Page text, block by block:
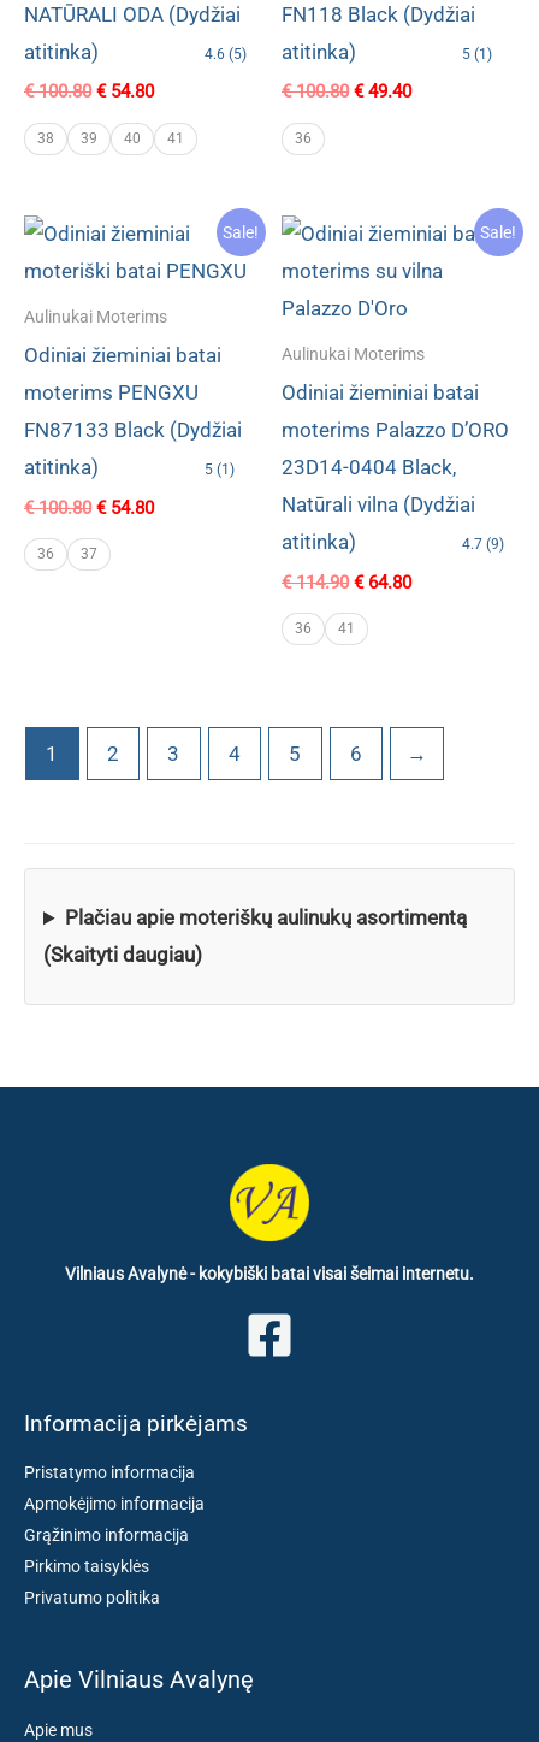
NATŪRALI ODA (Dydžiai
atitinka)
4.6 (5)
€100.80 Original
was:
€ 100.80.
€54.80Current
is:
€ 54.80.
38 39 40 41
FN118 Black (Dydžiai
atitinka)
5 (1)
€100.80 Original
€49.40Current
36
Sale!
Aulinukai Moterims
Odiniai žieminiai batai
moterims PENGXU
FN87133 Black (Dydžiai
atitinka)
5 (1)
€100.80 Original
was:
€ 100.80.
€54.80Current
36 37
Sale!
Aulinukai Moterims
Odiniai žieminiai batai
moterims Palazzo D’ORO
23D14-0404 Black,
Natūrali vilna (Dydžiai
atitinka)
4.7 (9)
€114.90 Original
was:
€ 114.90.
€64.80Current
36 41
1 2 3 4 5 6 →
Plačiau apie moteriškų aulinukų asortimentą
(Skaityti daugiau)
Vilniaus Avalynė - kokybiški batai visai šeimai internetu.
Informacija pirkėjams
Pristatymo informacija
Apmokėjimo informacija
Grąžinimo informacija
Pirkimo taisyklės
Privatumo politika
Apie Vilniaus Avalynę
Apie mus